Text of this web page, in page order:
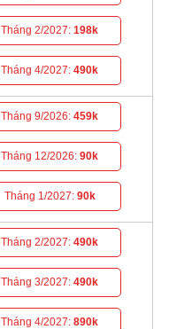
Tháng 2/2027:198k
Tháng 4/2027:490k
Tháng 9/2026:459k
Tháng 12/2026:90k
Tháng 1/2027: 90k
Tháng 2/2027:490k
Tháng 3/2027:490k
Tháng 4/2027:890k